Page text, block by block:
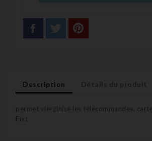
Description
permet vierginisé les télécommandes,
Fiat